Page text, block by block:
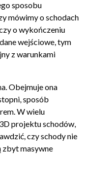
sposobu
mówimy o schodach
o wykończeniu
wejściowe, tym
z warunkami
Obejmuje ona
sposób
W wielu
projektu schodów,
czy schody nie
zbyt masywne